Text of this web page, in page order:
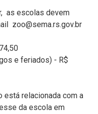
as escolas devem
zoo@sema.rs.gov.br
e feriados) - R$
está relacionada com a
da escola em